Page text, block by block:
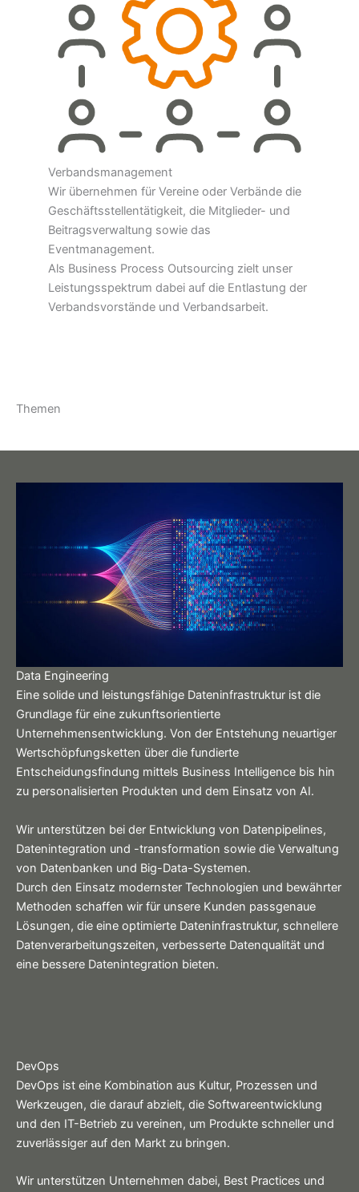
Verbandsmanagement
Wir übernehmen für Vereine oder Verbände die
Geschäftsstellentätigkeit, die Mitglieder- und
Beitragsverwaltung sowie das
Eventmanagement.
Als Business Process Outsourcing zielt unser
Leistungsspektrum dabei auf die Entlastung der
Verbandsvorstände und Verbandsarbeit.
Themen
Data Engineering
Eine solide und leistungsfähige Dateninfrastruktur ist die
Grundlage für eine zukunftsorientierte
Unternehmensentwicklung. Von der Entstehung neuartiger
Wertschöpfungsketten über die fundierte
Entscheidungsfindung mittels Business Intelligence bis hin
zu personalisierten Produkten und dem Einsatz von AI.
Wir unterstützen bei der Entwicklung von Datenpipelines,
Datenintegration und -transformation sowie die Verwaltung
von Datenbanken und Big-Data-Systemen.
Durch den Einsatz modernster Technologien und bewährter
Methoden schaffen wir für unsere Kunden passgenaue
Lösungen, die eine optimierte Dateninfrastruktur, schnellere
Datenverarbeitungszeiten, verbesserte Datenqualität und
eine bessere Datenintegration bieten.
DevOps
DevOps ist eine Kombination aus Kultur, Prozessen und
Werkzeugen, die darauf abzielt, die Softwareentwicklung
und den IT-Betrieb zu vereinen, um Produkte schneller und
zuverlässiger auf den Markt zu bringen.
Wir unterstützen Unternehmen dabei, Best Practices und